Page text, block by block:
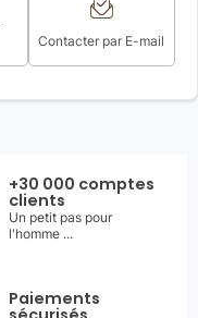
Contacter par E-mail
+30 000 comptes
clients
Un petit pas pour
l'homme ...
Paiements